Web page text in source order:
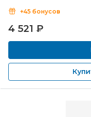
+45 бонусов
4 521 ₽